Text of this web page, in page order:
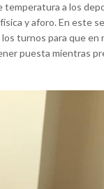
temperatura a los
y aforo. En este
turnos para que en
puesta mientras